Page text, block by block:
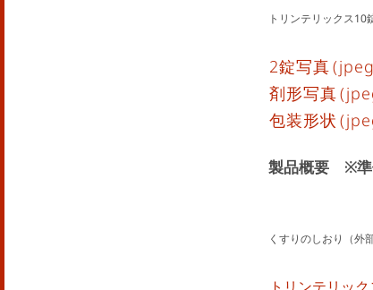
トリンテリックス10
2錠写真
剤形写真
包装形状
製品概要 ※
くすりのしおり（外